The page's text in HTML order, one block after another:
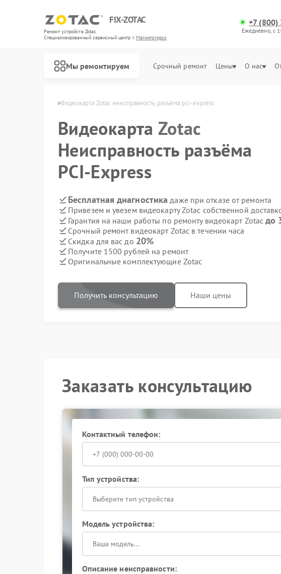
FIX-ZOTAC
Ремонт устройств Zotac
Специализированный cервисный центр г. Магнитогорск
+7
Ежедневно, с
Мы ремонтируем Срочный ремонт Цены О нас
Видеокарта Zotac неисправность разъёма pci‑express
Видеокарта Zotac
Неисправность разъёма
PCI‑Express
Бесплатная диагностика даже при отказе от ремонта
Привезем и увезем видеокарту Zotac собственной
Гарантия на наши работы по ремонту видеокарт Zotacдо
Срочный ремонт видеокарт Zotac в течении часа
Скидка для вас до 20%
Получите 1500 рублей на ремонт
Оригинальные комплектующие Zotac
Получить консультацию Наши цены
Заказать консультацию
Контактный телефон:
Тип устройства:
Выберите тип устройства
Модель устройства:
Описание неисправности: